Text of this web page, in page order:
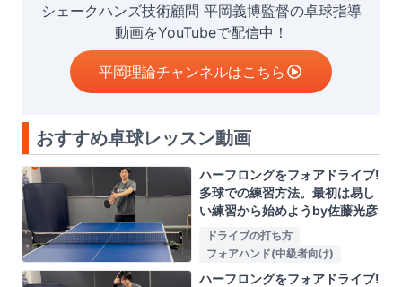
シェークハンズ技術顧問 平岡義博監督の卓球指導
動画をYouTubeで配信中！
平岡理論チャンネルはこちら
おすすめ卓球レッスン動画
ハーフロングをフォアドライブ!
多球での練習方法。最初は易し
い練習から始めようby佐藤光彦
ドライブの打ち方
フォアハンド(中級者向け)
ハーフロングをフォアドライブ!